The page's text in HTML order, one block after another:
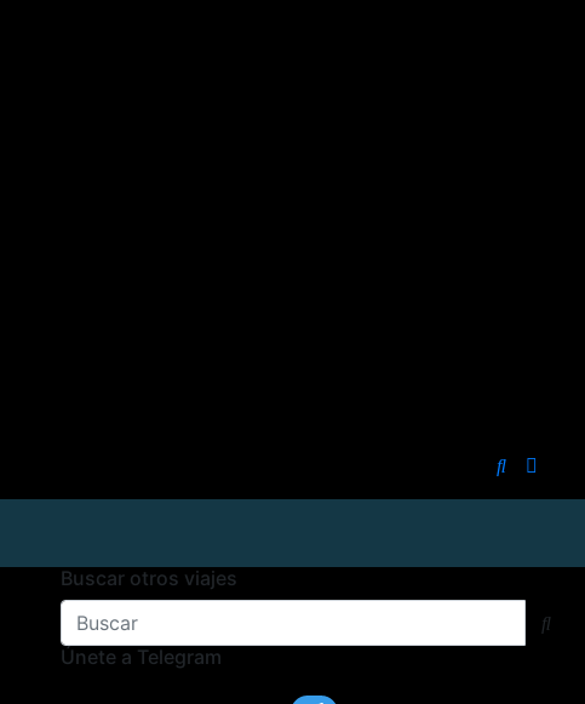
Buscar otros viajes
Únete a Telegram